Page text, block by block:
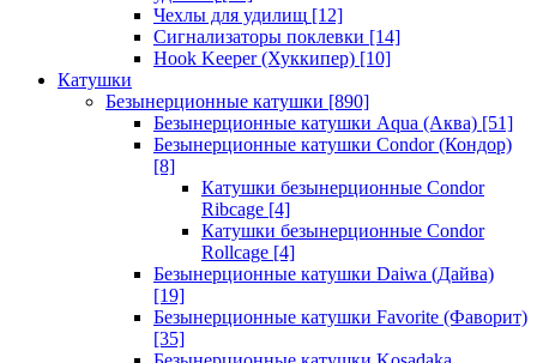
Чехлы для удилищ [12]
Сигнализаторы поклевки [14]
Hook Keeper (Хуккипер) [10]
Катушки
Безынерционные катушки [890]
Безынерционные катушки Aqua (Аква) [51]
Безынерционные катушки Condor (Кондор)
[8]
Катушки безынерционные Condor
Ribcage [4]
Катушки безынерционные Condor
Rollcage [4]
Безынерционные катушки Daiwa (Дайва)
[19]
Безынерционные катушки Favorite (Фаворит)
[35]